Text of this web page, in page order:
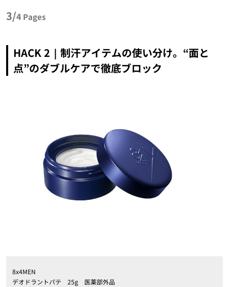
3/4 Pages
HACK 2｜制汗アイテムの使い分け。“面と
点”のダブルケアで徹底ブロック
8x4MEN
デオドラントパテ 25g 医薬部外品